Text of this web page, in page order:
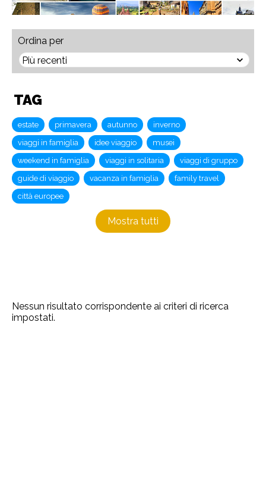
Ordina per
TAG
estate primavera autunno
inverno
viaggi in famiglia
idee viaggio
musei
weekend in famiglia
viaggi in solitaria
viaggi di gruppo
guide di viaggio
vacanza in famiglia
family travel
città europee
Mostra tutti
Nessun risultato corrispondente ai criteri di ricerca
impostati.